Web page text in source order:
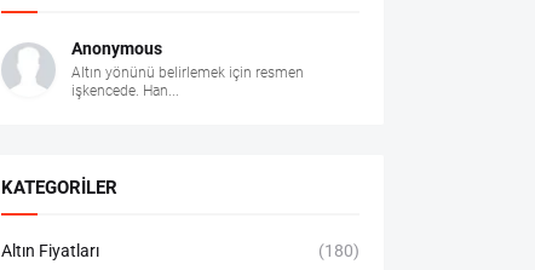
Anonymous
Altın yönünü belirlemek için resmen
işkencede. Han...
KATEGORILER
Altın Fiyatları (180)